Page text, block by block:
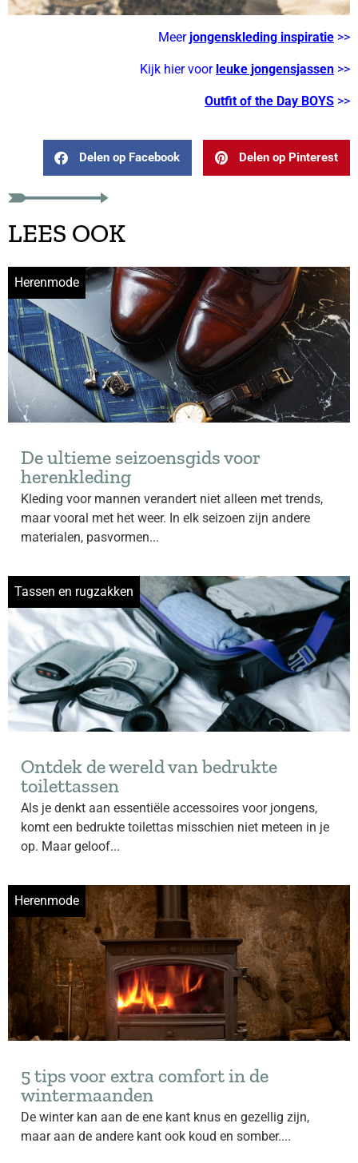
Meer jongenskleding inspiratie >>
Kijk hier voor leuke jongensjassen >>
Outfit of the Day BOYS >>
Delen op Facebook Delen op Pinterest
LEES OOK
Herenmode
De ultieme seizoensgids voor
herenkleding
Kleding voor mannen verandert niet alleen met trends,
maar vooral met het weer. In elk seizoen zijn andere
materialen, pasvormen...
Tassen en rugzakken
Ontdek de wereld van bedrukte
toilettassen
Als je denkt aan essentiële accessoires voor jongens,
komt een bedrukte toilettas misschien niet meteen in je
op. Maar geloof...
Herenmode
5 tips voor extra comfort in de
wintermaanden
De winter kan aan de ene kant knus en gezellig zijn,
maar aan de andere kant ook koud en somber....